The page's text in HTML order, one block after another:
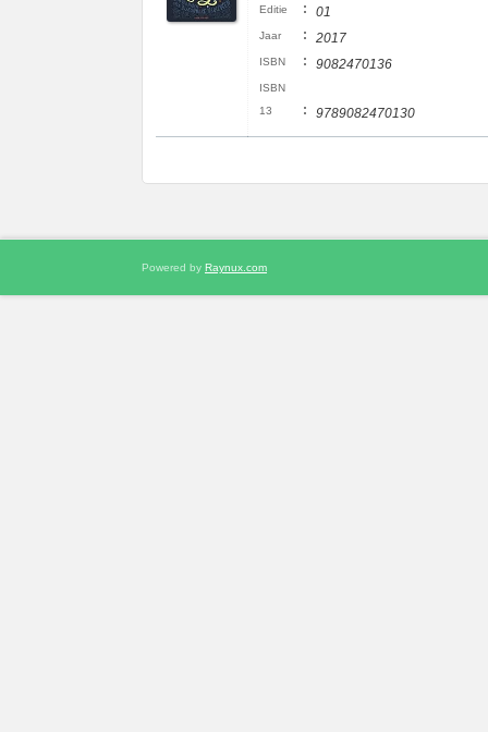
Editie : 01
Jaar : 2017
ISBN : 9082470136
ISBN
13
: 9789082470130
Powered by Raynux.com